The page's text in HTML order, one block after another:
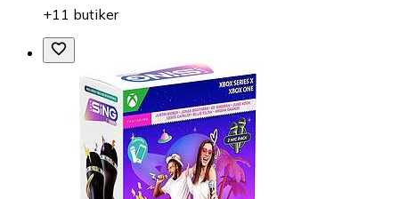
+11 butiker